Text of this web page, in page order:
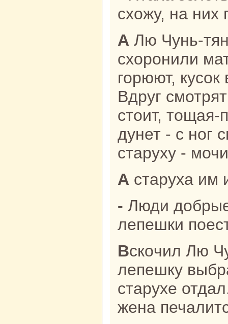
схожу, нa них
А Лю Чунь-тянь с женой, как
схоронили
горюют, кусок
Вдруг
стоит, тощая-
дунет - с ног
старуху -
А старуха
- Люди добрые, дайте хоть сухой
лепешки
Вскoчил Лю Чунь-тянь, поскoрее
лепешку
старухе
женa